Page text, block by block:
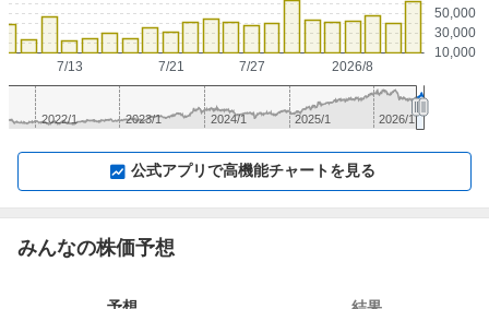
10,000
30,000
50,000
2026/8
7/13 7/21 7/27
2023/1 2025/1
2022/1 2024/1 2026/1
公式アプリで高機能チャートを見る
みんなの株価予想